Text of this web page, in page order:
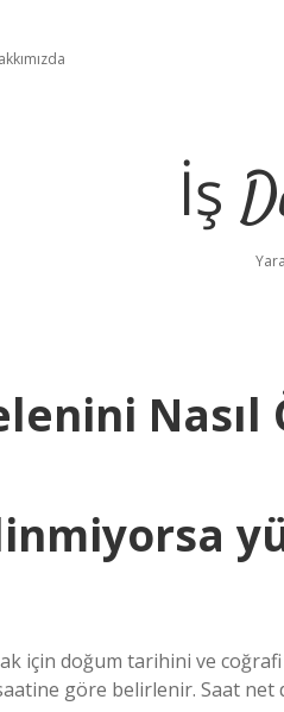
İş
için doğum tarihini ve
göre belirlenir. Saat